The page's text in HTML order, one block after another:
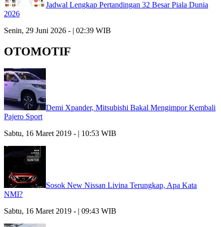
Jadwal Lengkap Pertandingan 32 Besar Piala Dunia
2026
Senin, 29 Juni 2026 - | 02:39 WIB
OTOMOTIF
Demi Xpander, Mitsubishi Bakal Mengimpor Kembali
Pajero Sport
Sabtu, 16 Maret 2019 - | 10:53 WIB
Sosok New Nissan Livina Terungkap, Apa Kata
NMI?
Sabtu, 16 Maret 2019 - | 09:43 WIB